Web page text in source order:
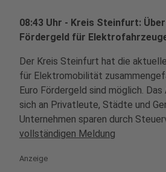
08:43 Uhr - Kreis Steinfurt:
Fördergeld für
Der Kreis Steinfurt hat die
für Elektromobilität
Euro Fördergeld sind möglich.
sich an Privatleute, Städte und
Unternehmen sparen durch
vollständigen Meldung
Anzeige